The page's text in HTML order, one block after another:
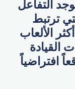
التفاعل
ترتبط
الألعاب
القيادة
افتراضياً